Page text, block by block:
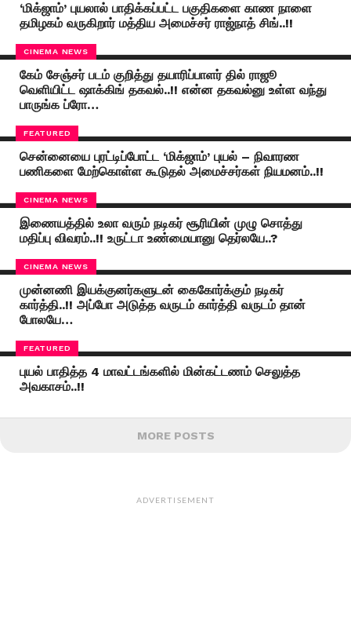
‘மிக்ஜாம்’ புயலால் பாதிக்கப்பட்ட பகுதிகளை காண நாளை
தமிழகம் வருகிறார் மத்திய அமைச்சர் ராஜ்நாத் சிங்..!!
CINEMA NEWS
கேம் சேஞ்சர் படம் குறித்து தயாரிப்பாளர் தில் ராஜூ
வெளியிட்ட ஷாக்கிங் தகவல்..!! என்ன தகவல்னு உள்ள வந்து
பாருங்க ப்ரோ…
FEATURED
சென்னையை புரட்டிப்போட்ட ‘மிக்ஜாம்’ புயல் – நிவாரண
பணிகளை மேற்கொள்ள கூடுதல் அமைச்சர்கள் நியமனம்..!!
CINEMA NEWS
இணையத்தில் உலா வரும் நடிகர் சூரியின் முழு சொத்து
மதிப்பு விவரம்..!! உருட்டா உண்மையானு தெர்லயே..?
CINEMA NEWS
முன்னணி இயக்குனர்களுடன் கைகோர்க்கும் நடிகர்
கார்த்தி..!! அப்போ அடுத்த வருடம் கார்த்தி வருடம் தான்
போலயே…
FEATURED
புயல் பாதித்த 4 மாவட்டங்களில் மின்கட்டணம் செலுத்த
அவகாசம்..!!
MORE POSTS
ADVERTISEMENT